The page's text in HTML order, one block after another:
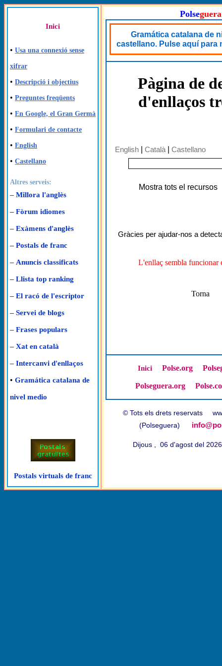
Inici
• Usa una connexió sense
xifrar
• Descripció i objectius
• Preguntes freqüents
• En Google, el Gran Germà
• Formulari de contacte
• English
• Castellano
Altres serveis:
– Millora l'anglès
– Fòrum idiomes
– Exàmens d'anglès
– Postals de franc
– Anuncis classificats
– Llista top ranking
– El racó de l'escriptor
– Servei de blogs
– Frases populars
– Xat en català
– Intercanvi d'enllaços
• Gramática catalana de
nivel medio
Postals virtuals de franc
Polseguera
Gramática catalana de
castellano. Pulse aquí para
Pàgina de
d'enllaços
English Català Castellano
Mostra tots el recursos
Gràcies per ajudar-nos a
L'enllaç sembla funcionar
Torna
Inici Polse.org
Polseguera.org
© Tots els drets reservats
(Polseguera)
Dijous , 06 d'agost del